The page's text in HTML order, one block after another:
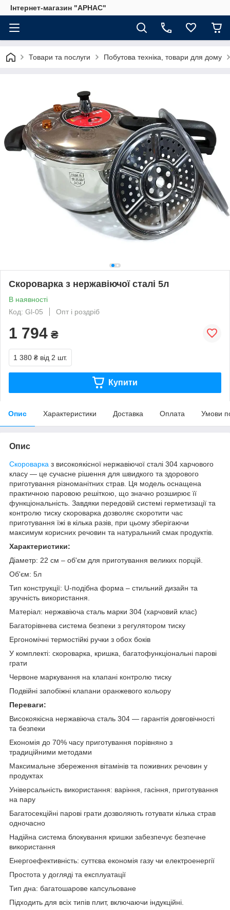
Інтернет-магазин "АРНАС"
Товари та послуги Побутова техніка, товари для дому
Скороварка з нержавіючої сталі 5л
В наявності
Код: Gl-05
Опт і роздріб
1 794 ₴
1 380 ₴ від 2 шт.
Купити
Опис Характеристики Доставка Оплата Умови
Опис
Скороварка з високоякісної нержавіючої сталі 304 харчового
класу — це сучасне рішення для швидкого та здорового
приготування різноманітних страв. Ця модель оснащена
практичною паровою решіткою, що значно розширює її
функціональність. Завдяки передовій системі герметизації та
контролю тиску скороварка дозволяє скоротити час
приготування їжі в кілька разів, при цьому зберігаючи
максимум корисних речовин та натуральний смак продуктів.
Характеристики:
Діаметр: 22 см – об'єм для приготування великих порцій.
Об'єм: 5л
Тип конструкції: U-подібна форма – стильний дизайн та
зручність використання.
Матеріал: нержавіюча сталь марки 304 (харчовий клас)
Багаторівнева система безпеки з регулятором тиску
Ергономічні термостійкі ручки з обох боків
У комплекті: скороварка, кришка, багатофункціональні парові
грати
Червоне маркування на клапані контролю тиску
Подвійні запобіжні клапани оранжевого кольору
Переваги:
Високоякісна нержавіюча сталь 304 — гарантія довговічності
та безпеки
Економія до 70% часу приготування порівняно з
традиційними методами
Максимальне збереження вітамінів та поживних речовин у
продуктах
Універсальність використання: варіння, гасіння, приготування
на пару
Багатосекційні парові грати дозволяють готувати кілька страв
одночасно
Надійна система блокування кришки забезпечує безпечне
використання
Енергоефективність: суттєва економія газу чи електроенергії
Простота у догляді та експлуатації
Тип дна: багатошарове капсульоване
Підходить для всіх типів плит, включаючи індукційні.